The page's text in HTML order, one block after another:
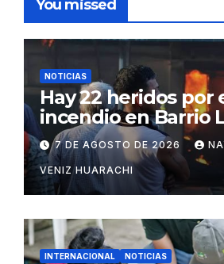
You missed
NOTICIAS
Hay 22 heridos por
incendio en Barrio
7 DE AGOSTO DE 2026
VENIZ HUARACHI
INTERNACIONAL NOTICIAS